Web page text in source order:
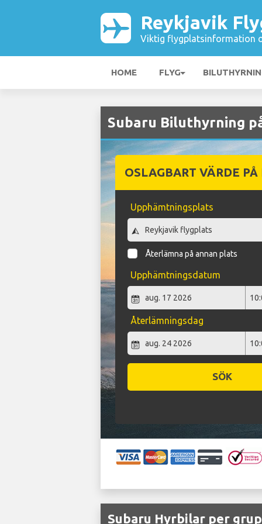
Reykjavik
Viktig flygplatsinformation
HOME FLYG
Subaru Biluthyrning
OSLAGBART VÄRDE
Upphämtningsplats
Återlämna på annan plats
Upphämtningsdatum
Återlämningsdag
SÖK
Subaru Hyrbilar per